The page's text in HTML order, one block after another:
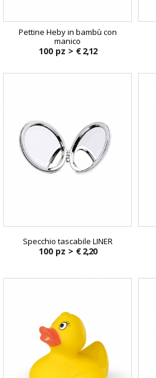
Pettine Heby in bambù con
manico
100 pz > € 2,12
Specchio tascabile LINER
100 pz > € 2,20